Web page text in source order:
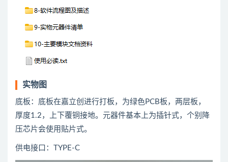
实物图
底板：底板在嘉立创进行打板，为绿色PCB板，两层板，
厚度1.2，上下覆铜接地。元器件基本上为插针式，个别降
压芯片会使用贴片式。
供电接口：TYPE-C